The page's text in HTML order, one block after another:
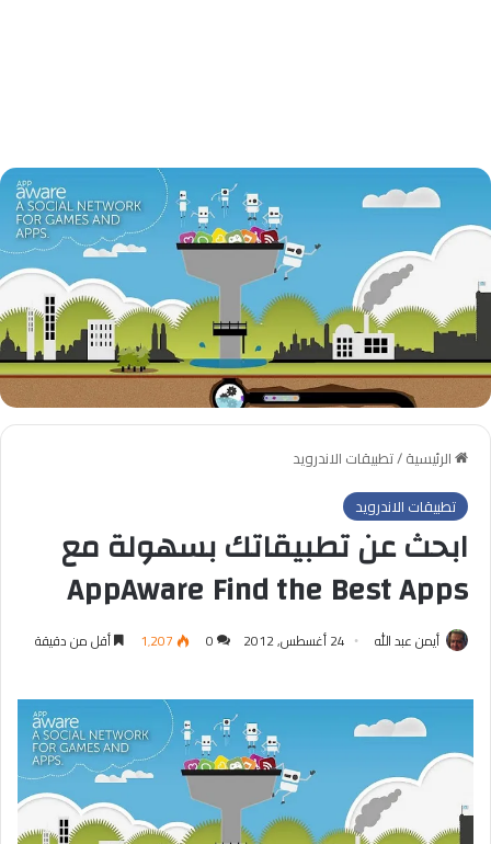
الرئيسية/تطبيقات الاندرويد
تطبيقات الاندرويد
ابحث عن تطبيقاتك بسهولة مع
AppAware Find the Best Apps
أيمن عبد الله 24 أغسطس, 2012 0 1٬207 أقل من دقيقة